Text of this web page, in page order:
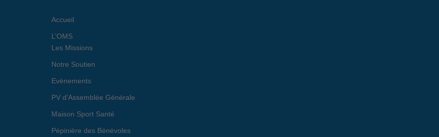
Accueil
L’OMS
Les Missions
Notre Soutien
Evènements
PV d’Assemblée Générale
Maison Sport Santé
Pépinière des Bénévoles